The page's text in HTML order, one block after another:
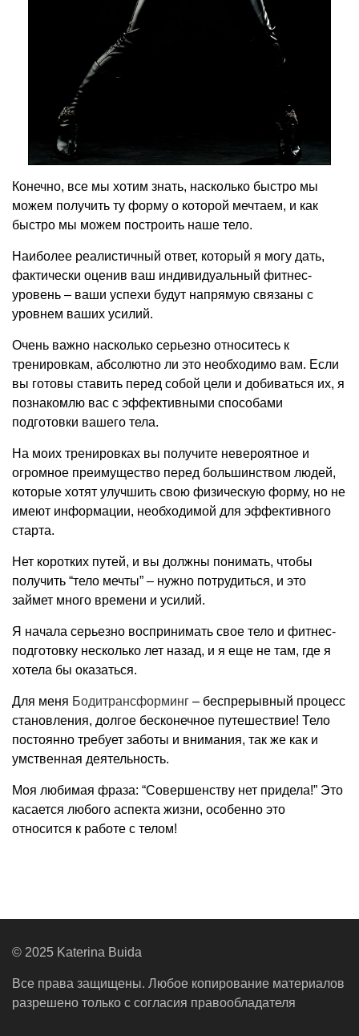
Конечно, все мы хотим знать, насколько быстро мы
можем получить ту форму о которой мечтаем, и как
быстро мы можем построить наше тело.
Наиболее реалистичный ответ, который я могу дать,
фактически оценив ваш индивидуальный фитнес-
уровень – ваши успехи будут напрямую связаны с
уровнем ваших усилий.
Очень важно насколько серьезно относитесь к
тренировкам, абсолютно ли это необходимо вам. Если
вы готовы ставить перед собой цели и добиваться их, я
познакомлю вас с эффективными способами
подготовки вашего тела.
На моих тренировках вы получите невероятное и
огромное преимущество перед большинством людей,
которые хотят улучшить свою физическую форму, но не
имеют информации, необходимой для эффективного
старта.
Нет коротких путей, и вы должны понимать, чтобы
получить “тело мечты” – нужно потрудиться, и это
займет много времени и усилий.
Я начала серьезно воспринимать свое тело и фитнес-
подготовку несколько лет назад, и я еще не там, где я
хотела бы оказаться.
Для меня Бодитрансформинг – беспрерывный процесс
становления, долгое бесконечное путешествие! Тело
постоянно требует заботы и внимания, так же как и
умственная деятельность.
Моя любимая фраза: “Совершенству нет придела!” Это
касается любого аспекта жизни, особенно это
относится к работе с телом!
© 2025 Katerina Buida
Все права защищены. Любое копирование материалов
разрешено только с согласия правообладателя